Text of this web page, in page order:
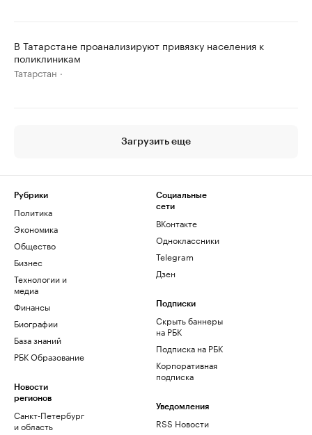
В Татарстане проанализируют привязку населения к
поликлиникам
Татарстан
Загрузить еще
Рубрики
Политика
Экономика
Общество
Бизнес
Технологии и
медиа
Финансы
Биографии
База знаний
РБК Образование
Новости
регионов
Санкт-Петербург
и область
Социальные
сети
ВКонтакте
Одноклассники
Telegram
Дзен
Подписки
Скрыть баннеры
на РБК
Подписка на РБК
Корпоративная
подписка
Уведомления
RSS Новости